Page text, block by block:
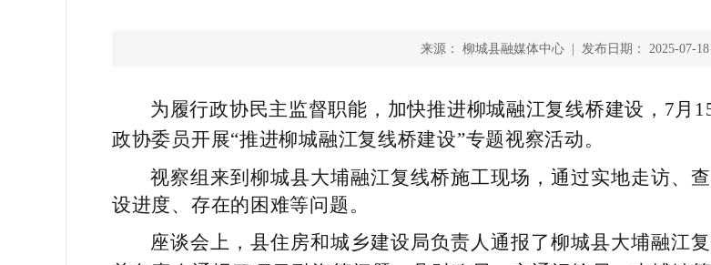
来源： 柳城县融媒体中心 | 发布日期： 2025-07-
为履行政协民主监督职能，加快推进柳城融江复线桥建设，7月
政协委员开展“推进柳城融江复线桥建设”专题视察活动。
视察组来到柳城县大埔融江复线桥施工现场，通过实地走访、
设进度、存在的困难等问题。
座谈会上，县住房和城乡建设局负责人通报了柳城县大埔融江